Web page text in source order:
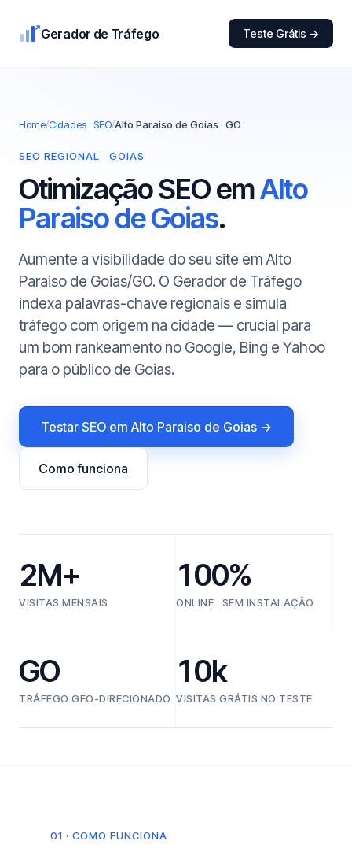
Gerador de Tráfego Teste Grátis →
Home/Cidades · SEO/Alto Paraiso de Goias · GO
SEO REGIONAL · GOIAS
Otimização SEO emAlto
Paraiso de Goias.
Aumente a visibilidade do seu site em Alto
Paraiso de Goias/GO. O Gerador de Tráfego
indexa palavras-chave regionais e simula
tráfego com origem na cidade — crucial para
um bom rankeamento no Google, Bing e Yahoo
para o público de Goias.
Testar SEO em Alto Paraiso de Goias →
Como funciona
2M+
VISITAS MENSAIS
100%
ONLINE · SEM INSTALAÇÃO
GO
TRÁFEGO GEO-DIRECIONADO
10k
VISITAS GRÁTIS NO TESTE
01 · COMO FUNCIONA